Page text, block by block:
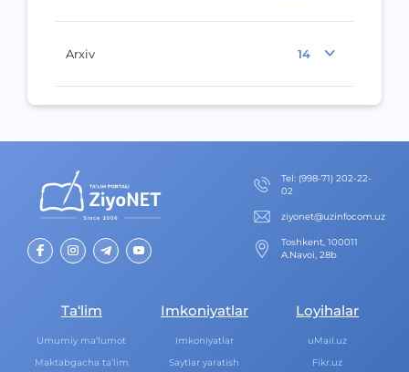
Arxiv 14
Теl: (998-71) 202-22-
02
ziyonet@uzinfocom.uz
Toshkent, 100011
A.Navoi, 28b
Ta‘lim
Umumiy ma‘lumot
Maktabgacha ta‘lim
Imkoniyatlar
Imkoniyatlar
Saytlar yaratish
Loyihalar
uMail.uz
Fikr.uz